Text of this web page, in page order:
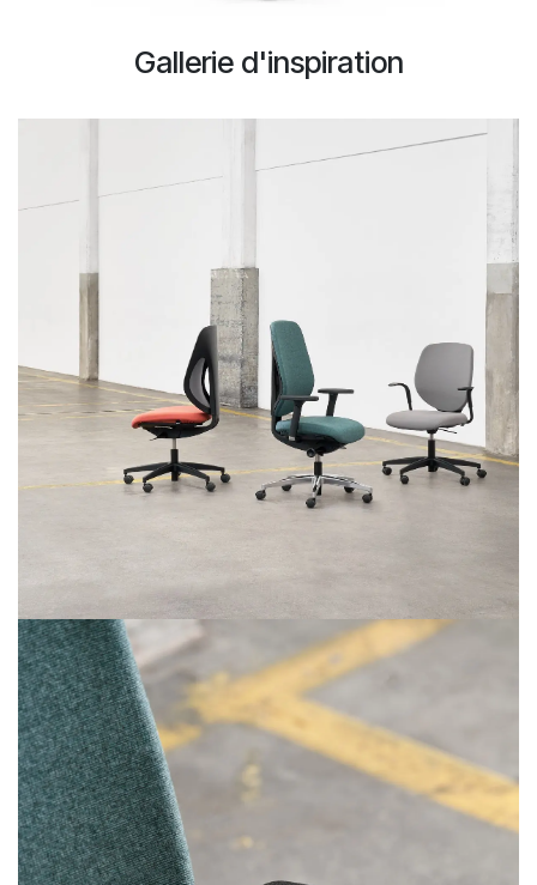
Gallerie d'inspiration